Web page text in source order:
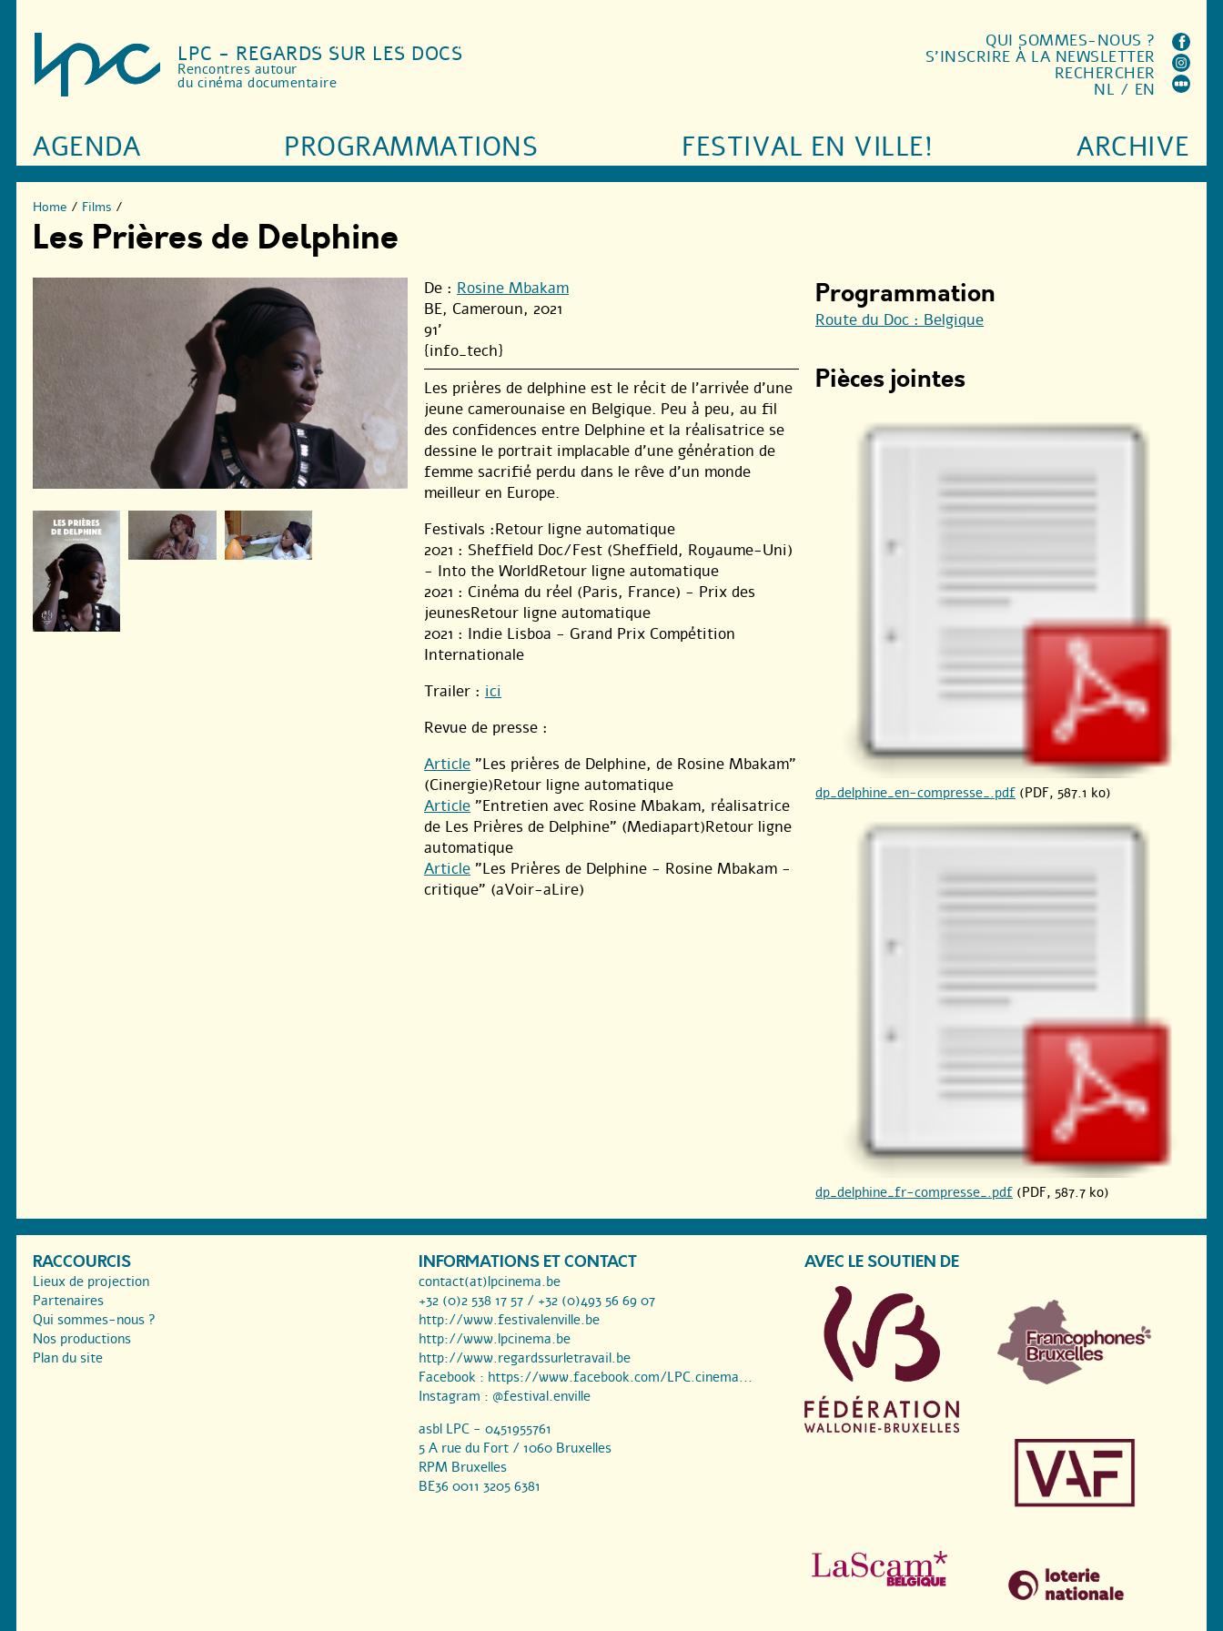
LPC - REGARDS SUR LES DOCS
Rencontres autour
du cinéma documentaire
AGENDA PROGRAMMATIONS FESTIVAL EN VILLE! ARCHIVE
QUI SOMMES-NOUS ?
S'INSCRIRE À LA NEWSLETTER
RECHERCHER
NL / EN
Home / Films /
Les Prières de Delphine
De : Rosine Mbakam
BE, Cameroun, 2021
91’
{info_tech}
Les prières de delphine est le récit de l’arrivée d’une
jeune camerounaise en Belgique. Peu à peu, au fil
des confidences entre Delphine et la réalisatrice se
dessine le portrait implacable d’une génération de
femme sacrifié perdu dans le rêve d’un monde
meilleur en Europe.
Festivals :Retour ligne automatique
2021 : Sheffield Doc/Fest (Sheffield, Royaume-Uni)
- Into the WorldRetour ligne automatique
2021 : Cinéma du réel (Paris, France) - Prix des
jeunesRetour ligne automatique
2021 : Indie Lisboa - Grand Prix Compétition
Internationale
Trailer : ici
Revue de presse :
Article "Les prières de Delphine, de Rosine Mbakam"
(Cinergie)Retour ligne automatique
Article "Entretien avec Rosine Mbakam, réalisatrice
de Les Prières de Delphine" (Mediapart)Retour ligne
automatique
Article "Les Prières de Delphine - Rosine Mbakam -
critique" (aVoir-aLire)
Programmation
Route du Doc : Belgique
Pièces jointes
dp_delphine_en-compresse_.pdf (PDF, 587.1 ko)
dp_delphine_fr-compresse_.pdf (PDF, 587.7 ko)
RACCOURCIS
Lieux de projection
Partenaires
Qui sommes-nous ?
Nos productions
Plan du site
INFORMATIONS ET CONTACT
contact(at)lpcinema.be
+32 (0)2 538 17 57 / +32 (0)493 56 69 07
http://www.festivalenville.be
http://www.lpcinema.be
http://www.regardssurletravail.be
Facebook : https://www.facebook.com/LPC.cinema...
Instagram : @festival.enville
asbl LPC - 0451955761
5 A rue du Fort / 1060 Bruxelles
RPM Bruxelles
BE36 0011 3205 6381
AVEC LE SOUTIEN DE